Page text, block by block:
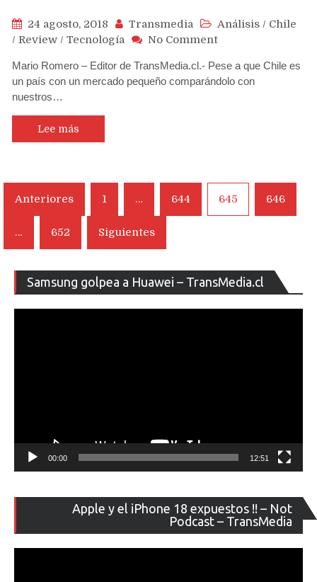
24 agosto, 2018 Transmedia Análisis / Chile
/ Review / Tecnología No Commenton
brasilero
de
el
mercado
chileno
Mario Romero – Editor de TransMedia.cl.- Pese a que Chile es
un país con un mercado pequeño comparándolo con
nuestros…
Lee más
Navegación
entradas
Anteriores 1 … 644 645 646
… 652 Siguientes
Samsung golpea a Huawei – TransMedia.cl
de
00:00 12:51
Apple y el iPhone 18 expuestos !! – Not
Podcast – TransMedia
de